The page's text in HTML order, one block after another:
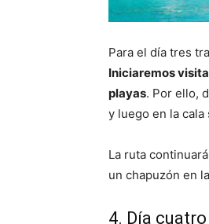
Para el día tres
Iniciaremos
playas. Por ello,
y luego en la cala
La ruta
un chapuzón en
4. Día